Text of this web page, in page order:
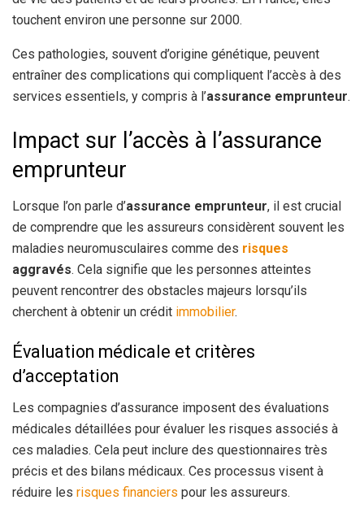
touchent environ une personne sur 2000.
Ces pathologies, souvent d’origine génétique, peuvent
entraîner des complications qui compliquent l’accès à des
services essentiels, y compris à l’assurance emprunteur.
Impact sur l’accès à l’assurance
emprunteur
Lorsque l’on parle d’assurance emprunteur, il est crucial
de comprendre que les assureurs considèrent souvent les
maladies neuromusculaires comme des risques
aggravés. Cela signifie que les personnes atteintes
peuvent rencontrer des obstacles majeurs lorsqu’ils
cherchent à obtenir un crédit immobilier.
Évaluation médicale et critères
d’acceptation
Les compagnies d’assurance imposent des évaluations
médicales détaillées pour évaluer les risques associés à
ces maladies. Cela peut inclure des questionnaires très
précis et des bilans médicaux. Ces processus visent à
réduire les risques financiers pour les assureurs.